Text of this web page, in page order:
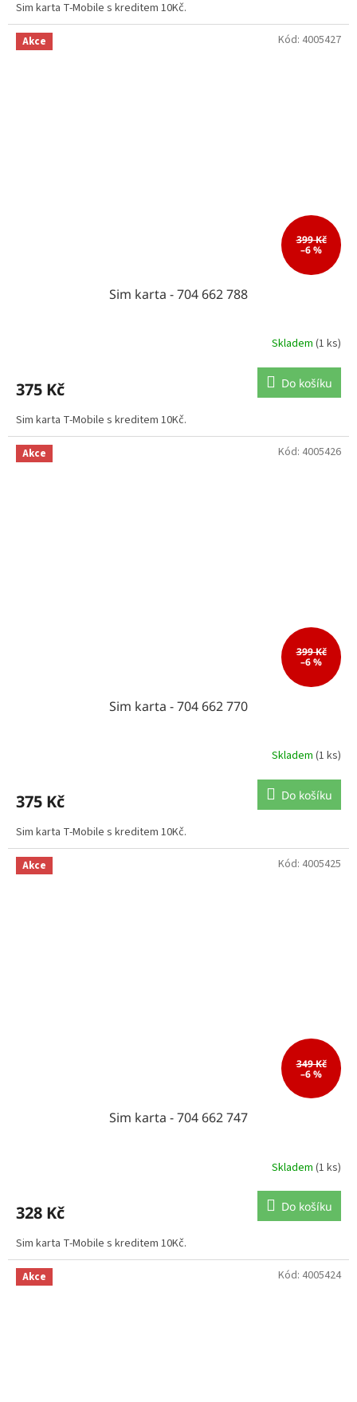
Sim karta T-Mobile s kreditem 10Kč.
Akce
399 Kč
–6 %
Sim karta - 704 662 788
Skladem (1 ks)
375 Kč Do košíku
Sim karta T-Mobile s kreditem 10Kč.
Kód: 4005427
Akce
399 Kč
–6 %
Sim karta - 704 662 770
Skladem (1 ks)
375 Kč Do košíku
Sim karta T-Mobile s kreditem 10Kč.
Kód: 4005426
Akce
349 Kč
–6 %
Sim karta - 704 662 747
Skladem (1 ks)
328 Kč Do košíku
Sim karta T-Mobile s kreditem 10Kč.
Kód: 4005425
Akce Kód: 4005424